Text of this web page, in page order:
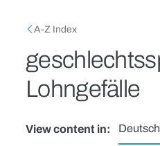
Breadcrumb
A-Z Index
Lohngefälle
View content in: Deutsch